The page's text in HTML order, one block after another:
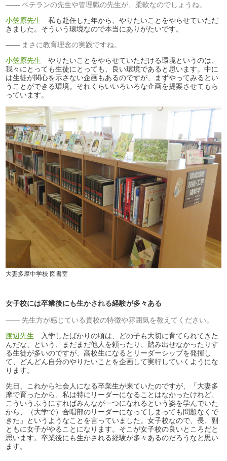
ベテランの先生や管理職の先生が、柔軟なのでしょうね。
小笠原先生 私も赴任した年から、やりたいことをやらせていただ
きました。そういう環境なので本当にありがたいです。
まさに教育理念の実践ですね。
小笠原先生 やりたいことをやらせていただける環境というのは、
我々にとっても生徒にとっても、良い環境であると思います。中に
は生徒が関心を示さない企画もあるのですが、まずやってみるとい
うことができる環境。それくらいいろいろな企画を提案させてもら
っています。
大妻多摩中学校 図書室
女子校には卒業後にも生かされる経験が多々ある
先生方が感じている貴校の特徴や雰囲気を教えてください。
渡辺先生 入学したばかりの頃は、どの子も大切に育てられてきた
んだな、という、まだまだ他人を頼ったり、踏み出せなかったりす
る生徒が多いのですが、高校生になるとリーダーシップを発揮し
て、どんどん自分のやりたいことを企画して実行していくようにな
ります。
先日、これから社会人になる卒業生が来ていたのですが、「大妻多
摩で育ったから、私は特にリーダーになることはなかったけれど、
こういうふうにすればみんなが一つになれるという姿を学んでいた
から、（大学で）合唱部のリーダーになってしまっても問題なくで
きた」というようなことを言っていました。女子校なので、長、副
ともに女子がやることになります。そこが女子校の良いところだと
思います。卒業後にも生かされる経験が多々あるのだろうなと思い
ます。